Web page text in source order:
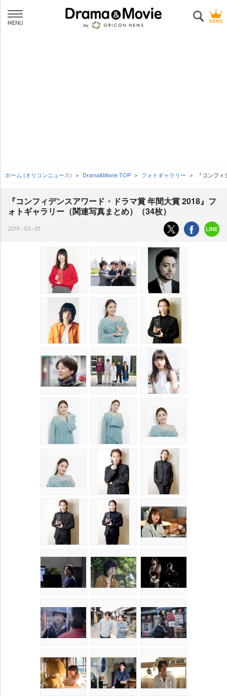
ホーム (オリコンニュース) Drama&Movie TOP フォトギャラリー 『コンフ
『コンフィデンスアワード・ドラマ賞 年間大賞 2018』フ
ォトギャラリー（関連写真まとめ）（34枚）
2019-03-01